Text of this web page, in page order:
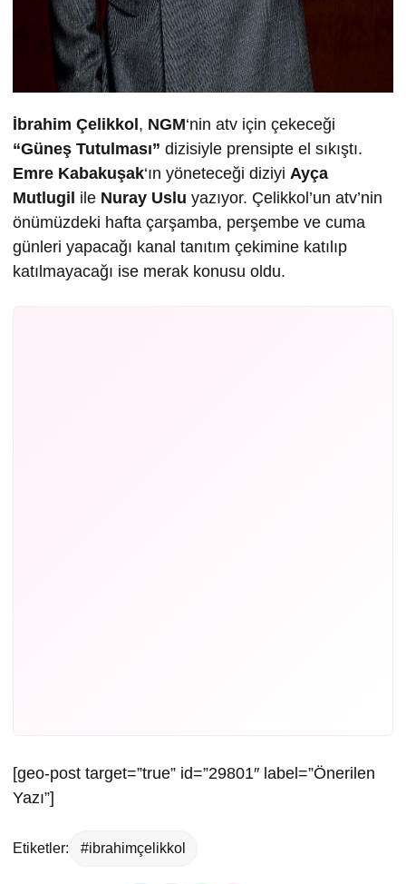
İbrahim Çelikkol , NGM‘nin atv için çekeceği
“Güneş Tutulması” dizisiyle prensipte el sıkıştı.
Emre Kabakuşak‘ın yöneteceği diziyi Ayça
Mutlugil ile Nuray Uslu yazıyor. Çelikkol’un atv’nin
önümüzdeki hafta çarşamba, perşembe ve cuma
günleri yapacağı kanal tanıtım çekimine katılıp
katılmayacağı ise merak konusu oldu.
[geo-post target=”true” id=”29801″ label=”Önerilen
Yazı”]
Etiketler: #ibrahimçelikkol